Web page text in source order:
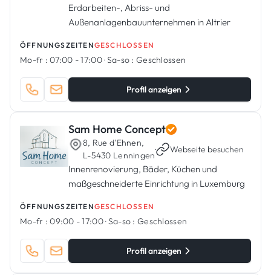
Erdarbeiten-, Abriss- und
Außenanlagenbauunternehmen in Altrier
ÖFFNUNGSZEITENGESCHLOSSEN
Mo-fr : 07:00 - 17:00·Sa-so : Geschlossen
Profil anzeigen
Sam Home Concept
8, Rue d'Ehnen,
L-5430 Lenningen
· Webseite besuchen
Innenrenovierung, Bäder, Küchen und
maßgeschneiderte Einrichtung in Luxemburg
ÖFFNUNGSZEITENGESCHLOSSEN
Mo-fr : 09:00 - 17:00·Sa-so : Geschlossen
Profil anzeigen